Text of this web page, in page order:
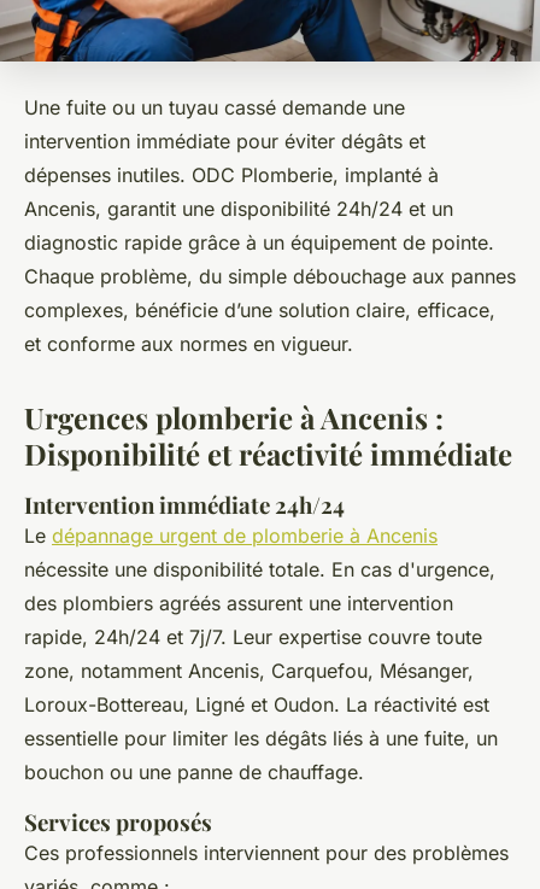
Une fuite ou un tuyau cassé demande une
intervention immédiate pour éviter dégâts et
dépenses inutiles. ODC Plomberie, implanté à
Ancenis, garantit une disponibilité 24h/24 et un
diagnostic rapide grâce à un équipement de pointe.
Chaque problème, du simple débouchage aux pannes
complexes, bénéficie d’une solution claire, efficace,
et conforme aux normes en vigueur.
Urgences plomberie à Ancenis :
Disponibilité et réactivité immédiate
Intervention immédiate 24h/24
Le dépannage urgent de plomberie à Ancenis
nécessite une disponibilité totale. En cas d'urgence,
des plombiers agréés assurent une intervention
rapide, 24h/24 et 7j/7. Leur expertise couvre toute
zone, notamment Ancenis, Carquefou, Mésanger,
Loroux-Bottereau, Ligné et Oudon. La réactivité est
essentielle pour limiter les dégâts liés à une fuite, un
bouchon ou une panne de chauffage.
Services proposés
Ces professionnels interviennent pour des problèmes